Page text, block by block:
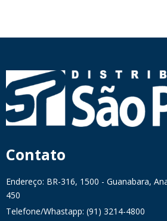
Contato
Endereço: BR-316, 1500 - Guanabara,
450
Telefone/Whastapp: (91) 3214-4800